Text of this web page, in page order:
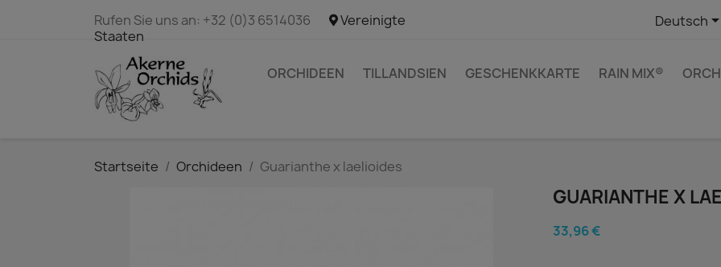
Rufen Sie uns an: +32 (0)3 6514036
Vereinigte
Staaten
Deutsch
ORCHIDEEN TILLANDSIEN GESCHENKKARTE RAIN MIX®
Startseite Orchideen Guarianthe x laelioides
GUARIANTHE X
33,96 €